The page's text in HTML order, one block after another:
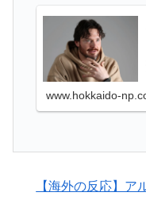
韓国人「この夏、
ちら…」→「快適
ﾌﾞﾙ」＝韓国の反応
韓国人「日本のア
統がこちら・・・
「アーセナルサポ
www.hokkaido-
【海外の反応】ア